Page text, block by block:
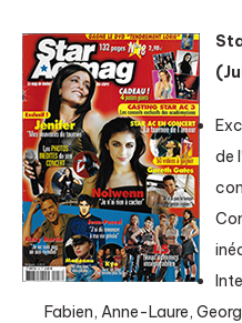
de
Fabien, Anne-Laure,